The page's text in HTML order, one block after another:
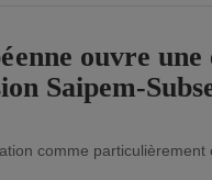
ouvre une
Saipem-
comme